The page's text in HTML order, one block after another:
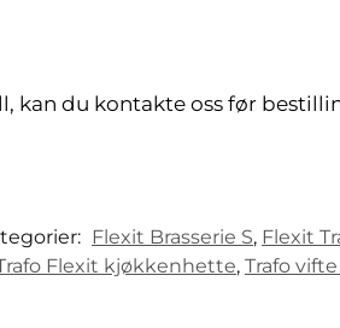
kan du kontakte oss før
Flexit Brasserie S, Flexit
Flexit kjøkkenhette, Trafo